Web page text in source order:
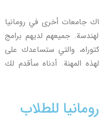
جامعات أخرى في رومانيا
جميعهم لديهم برامج
والتي ستساعدك على
المهنة. أدناه سأقدم لك
للطلاب